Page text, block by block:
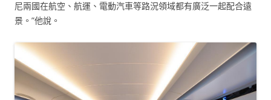
尼兩國在航空、航運、電動汽車等路況領域都有廣泛一起配合遠
景。”他說。